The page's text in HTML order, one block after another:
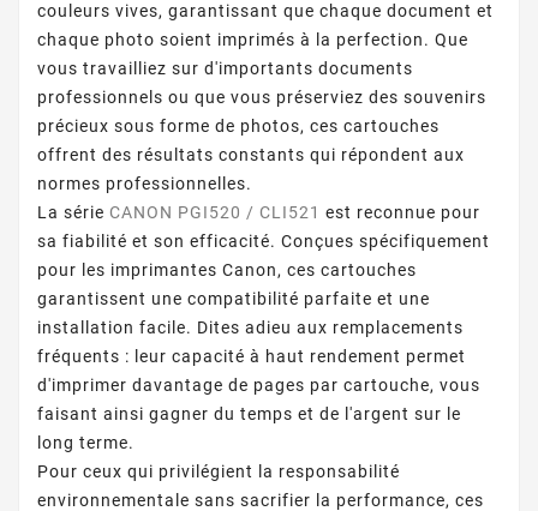
couleurs vives, garantissant que chaque document et
chaque photo soient imprimés à la perfection. Que
vous travailliez sur d'importants documents
professionnels ou que vous préserviez des souvenirs
précieux sous forme de photos, ces cartouches
offrent des résultats constants qui répondent aux
normes professionnelles.
La série CANON PGI520 / CLI521 est reconnue pour
sa fiabilité et son efficacité. Conçues spécifiquement
pour les imprimantes Canon, ces cartouches
garantissent une compatibilité parfaite et une
installation facile. Dites adieu aux remplacements
fréquents : leur capacité à haut rendement permet
d'imprimer davantage de pages par cartouche, vous
faisant ainsi gagner du temps et de l'argent sur le
long terme.
Pour ceux qui privilégient la responsabilité
environnementale sans sacrifier la performance, ces